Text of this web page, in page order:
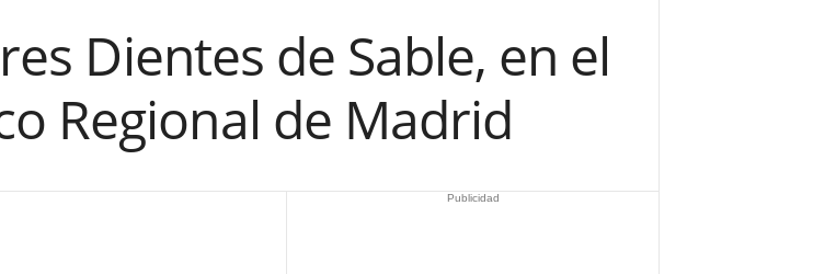
Dientes de Sable, en el
Regional de Madrid
Publicidad